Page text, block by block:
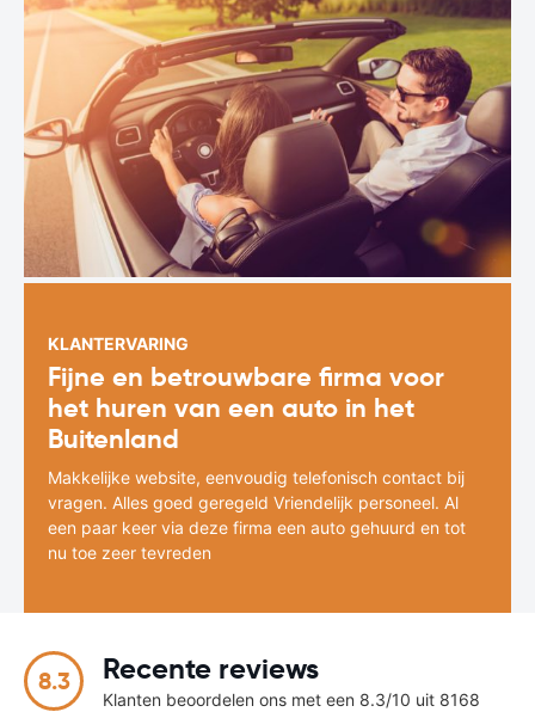
KLANTERVARING
Fijne en betrouwbare firma voor
het huren van een auto in het
Buitenland
Makkelijke website, eenvoudig telefonisch contact bij
vragen. Alles goed geregeld Vriendelijk personeel. Al
een paar keer via deze firma een auto gehuurd en tot
nu toe zeer tevreden
8.3 Recente reviews
Klanten beoordelen ons met een 8.3/10 uit 8168